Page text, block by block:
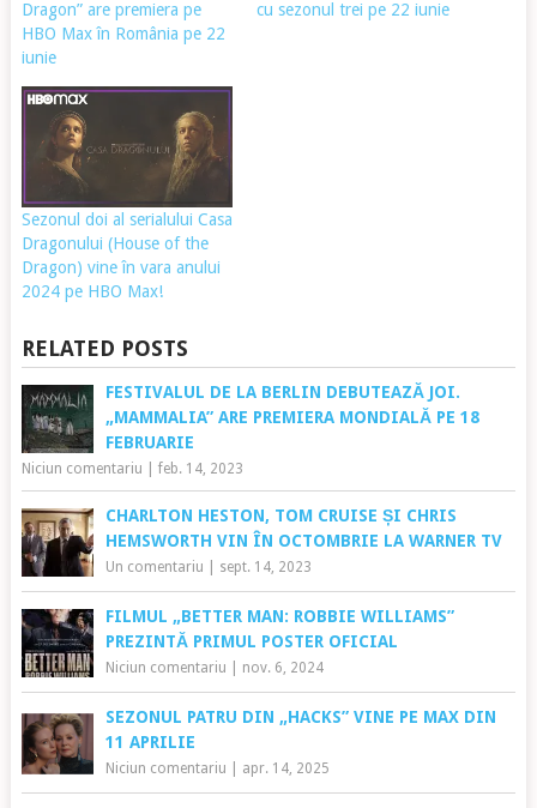
Dragon” are premiera pe
HBO Max în România pe 22
iunie
cu sezonul trei pe 22 iunie
Sezonul doi al serialului Casa
Dragonului (House of the
Dragon) vine în vara anului
2024 pe HBO Max!
RELATED POSTS
FESTIVALUL DE LA BERLIN DEBUTEAZĂ JOI.
„MAMMALIA” ARE PREMIERA MONDIALĂ PE 18
FEBRUARIE
Niciun comentariu feb. 14, 2023
CHARLTON HESTON, TOM CRUISE ȘI CHRIS
HEMSWORTH VIN ÎN OCTOMBRIE LA WARNER TV
Un comentariu sept. 14, 2023
FILMUL „BETTER MAN: ROBBIE WILLIAMS”
PREZINTĂ PRIMUL POSTER OFICIAL
Niciun comentariu nov. 6, 2024
SEZONUL PATRU DIN „HACKS” VINE PE MAX DIN
11 APRILIE
Niciun comentariu apr. 14, 2025